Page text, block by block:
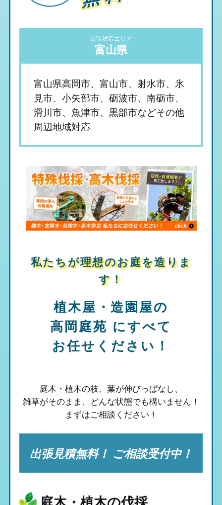
出張対応エリア
富山県
富山県高岡市、富山市、射水市、氷
見市、小矢部市、砺波市、南砺市、
滑川市、魚津市、黒部市などその他
周辺地域対応
私たちが理想のお庭を造りま
す！
植木屋・造園屋の
高岡庭苑 にすべて
お任せください！
庭木・植木の枝、葉が伸びっぱなし、
雑草がそのまま、 どんな状態でも構いません！
まずはご相談ください！
出張見積無料！ ご相談受付中！